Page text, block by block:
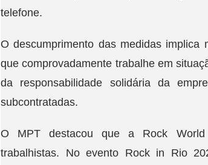
telefone.
O descumprimento das medidas
que comprovadamente trabalhe em
da responsabilidade solidária da
subcontratadas.
O MPT destacou que a Rock World
trabalhistas. No evento Rock in Rio